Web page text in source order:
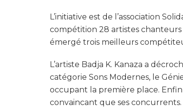
L’initiative est de l’association
compétition 28 artistes
émergé trois meilleurs
L’artiste Badja K. Kanaza a
catégorie Sons Modernes, le
occupant la première place.
convaincant que ses